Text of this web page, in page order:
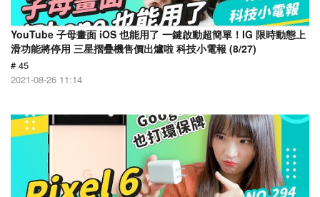
YouTube 子母畫面 iOS 也能用了 一鍵啟動超簡單！IG 限時動態上
滑功能將停用 三星摺疊機售價出爐啦 科技小電報 (8/27)
# 45
2021-08-26 11:14